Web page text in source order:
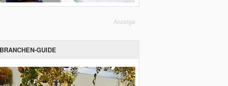
Anzeige
BRANCHEN-GUIDE